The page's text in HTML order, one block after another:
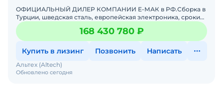
ОФИЦИАЛЬНЫЙ ДИЛЕР КОМПАНИИ Е-МАК в РФ.Сборка в
Турции, шведская сталь, европейская электроника, сроки
поставки любых элементов (от 1 дня, не Китай от 4 недель)
168 430 780 ₽
Купить в лизинг Позвонить Написать
Обновлено сегодня
Альтех (Altech)